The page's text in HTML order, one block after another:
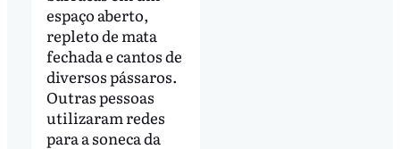
espaço aberto,
repleto de mata
fechada e cantos de
diversos pássaros.
Outras pessoas
utilizaram redes
para a soneca da